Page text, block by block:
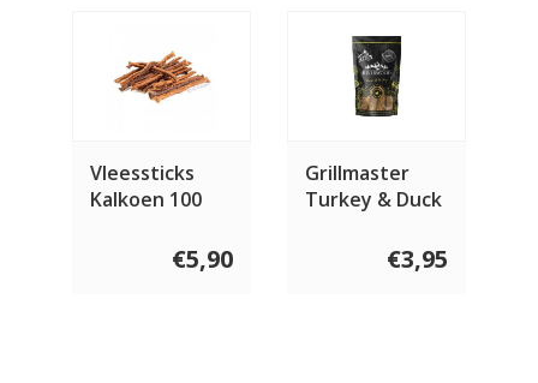
Vleessticks
Kalkoen 100
€5,90
Grillmaster
Turkey & Duck
€3,95